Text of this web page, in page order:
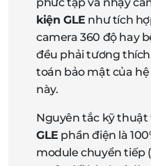
phức tạp và nhạy
kiện GLE như tích
camera 360 độ hay
đều phải tương
toán bảo mật của
này.
Nguyên tắc kỹ
GLE phần điện là
module chuyển tiếp